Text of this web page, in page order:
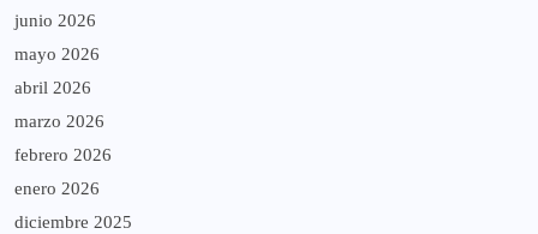
junio 2026
mayo 2026
abril 2026
marzo 2026
febrero 2026
enero 2026
diciembre 2025